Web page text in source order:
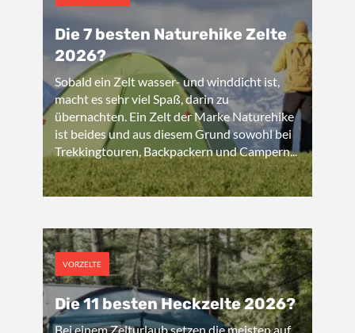
Die 7 besten Naturehike Zelte
2026?
Sobald ein Zelt wasser- und winddicht ist,
macht es sehr viel Spaß, darin zu
übernachten. Ein Zelt der Marke Naturehike
ist beides und aus diesem Grund sowohl bei
Trekkingtouren, Backpackern und Campern...
VORZELTE
Die 11 besten Heckzelte 2026?
Bei einem Zelturlaub setzen die meisten auf